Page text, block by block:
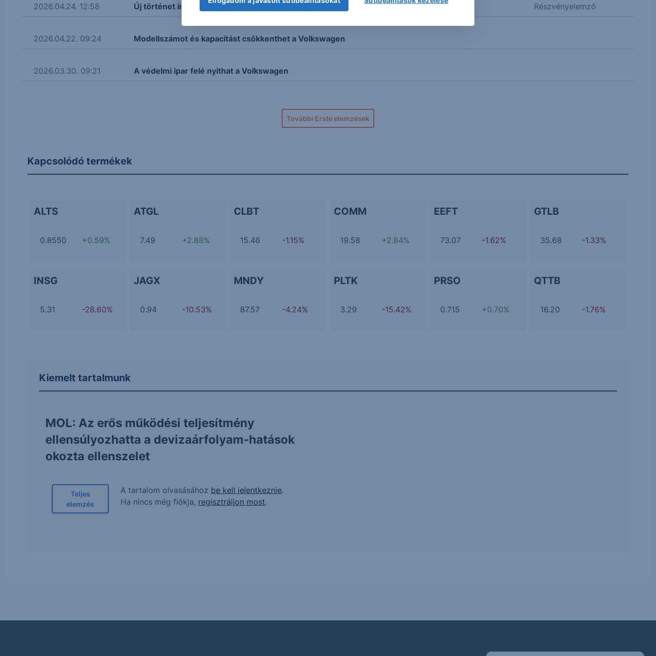
2026.04.24. 12:58 Új történet íródik a Budapesti Értéktőzsdén Részvényelemző
2026.04.22. 09:24 Modellszámot és kapacitást csökkenthet a Volkswagen
2026.03.30. 09:21 A védelmi ipar felé nyithat a Volkswagen
További Erste elemzések
Kapcsolódó termékek
ALTS
0.8550 +0.59%
ATGL
7.49 +2.88%
CLBT
15.46 -1.15%
COMM
19.58 +2.84%
EEFT
73.07 -1.62%
GTLB
35.68 -1.33%
INSG
5.31 -28.60%
JAGX
0.94 -10.53%
MNDY
87.57 -4.24%
PLTK
3.29 -15.42%
PRSO
0.715 +0.70%
QTTB
16.20 -1.76%
Kiemelt tartalmunk
MOL: Az erős működési teljesítmény
ellensúlyozhatta a devizaárfolyam-hatások
okozta ellenszelet
Teljes
elemzés
A tartalom olvasásához be kell jelentkeznie.
Ha nincs még fiókja, regisztráljon most.